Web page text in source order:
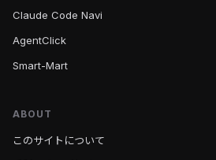
Claude Code Navi
AgentClick
Smart-Mart
ABOUT
このサイトについて